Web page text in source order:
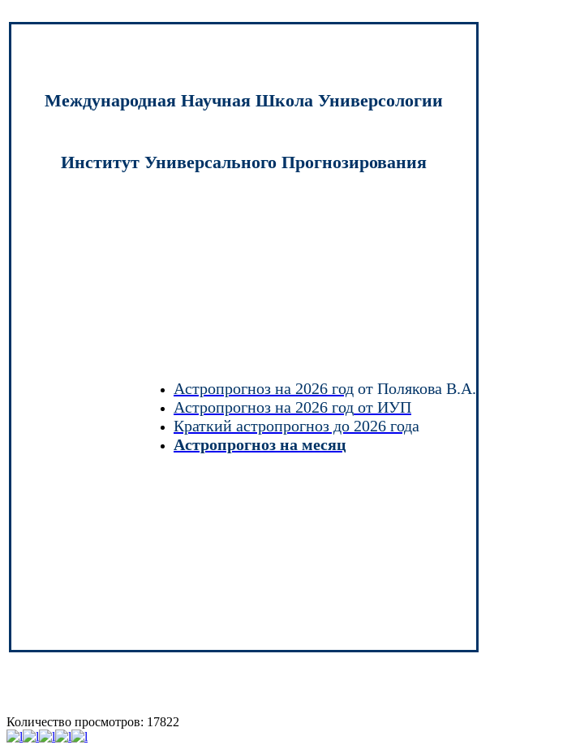
Международная Научная Школа Универсологии
Институт Универсального Прогнозирования
Астропрогноз на 2026 год от Полякова В.А.
Астропрогноз на 2026 год от ИУП
Краткий астропрогноз до 2026 года
Астропрогноз на месяц
Количество просмотров: 17822